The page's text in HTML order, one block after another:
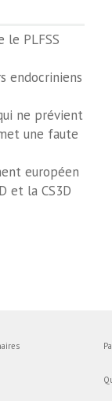
le PLFSS
endocriniens
ne prévient
une faute
européen
et la CS3D